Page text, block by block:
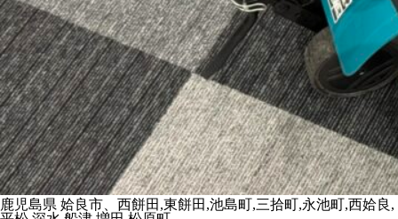
鹿児島県 姶良市、西餅田,東餅田,池島町,三拾町,永池町,西姶良,